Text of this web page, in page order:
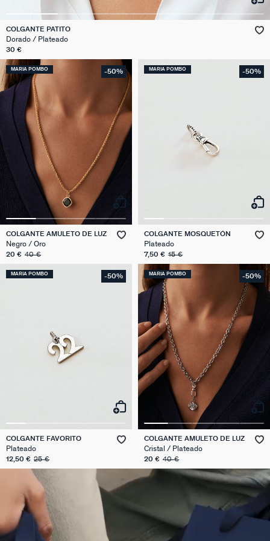
COLGANTE PATITO
Dorado / Plateado
30 €
MARIA POMBO -50%
COLGANTE AMULETO DE LUZ
Negro / Oro
20 € 40 €
MARIA POMBO -50%
COLGANTE MOSQUETÓN
Plateado
7,50 € 15 €
MARIA POMBO -50%
COLGANTE FAVORITO
Plateado
12,50 € 25 €
MARIA POMBO -50%
COLGANTE AMULETO DE LUZ
Cristal / Plateado
20 € 40 €